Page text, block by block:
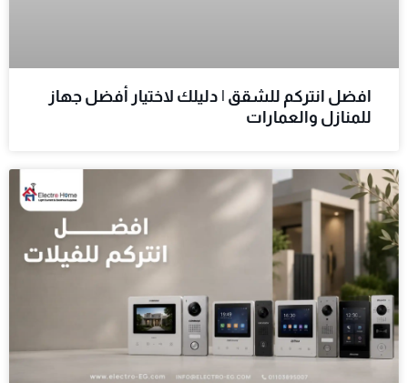
افضل انتركم للشقق | دليلك لاختيار أفضل جهاز
للمنازل والعمارات